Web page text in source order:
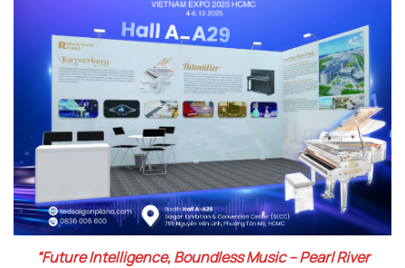
“Future Intelligence, Boundless Music – Pearl River